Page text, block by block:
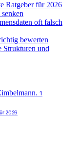
Ratgeber für 2026
oft falsch
bewerten
und
1
2026